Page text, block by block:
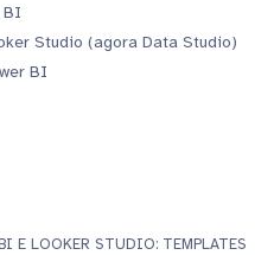
BI
Studio (agora Data Studio)
BI
E LOOKER STUDIO: TEMPLATES